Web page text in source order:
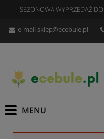
SEZONOWA WYPRZEDAŻ DO
e-mail sklep@ecebule.pl